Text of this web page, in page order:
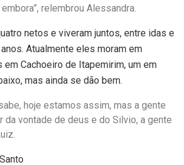
relembrou Alessandra.
netos e viveram juntos, entre idas e
Atualmente eles moram em
Cachoeiro de Itapemirim, um em
mas ainda se dão bem.
hoje estamos assim, mas a gente
da vontade de deus e do Silvio, a gente